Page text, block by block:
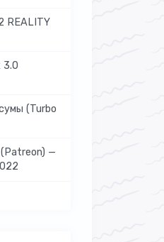
REALITY
3.0
(Turbo
(Patreon) —